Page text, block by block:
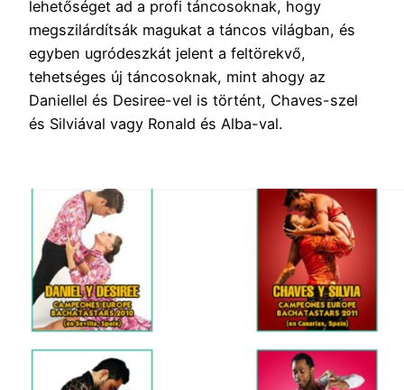
lehetőséget ad a profi táncosoknak, hogy
megszilárdítsák magukat a táncos világban, és
egyben ugródeszkát jelent a feltörekvő,
tehetséges új táncosoknak, mint ahogy az
Daniellel és Desiree-vel is történt, Chaves-szel
és Silviával vagy Ronald és Alba-val.